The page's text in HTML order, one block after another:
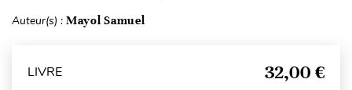
Auteur(s) : Mayol Samuel
LIVRE 32,00 €